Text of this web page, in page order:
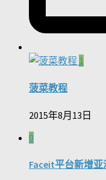
1
菠菜教程
2015年8月13日
0
Faceit平台新增